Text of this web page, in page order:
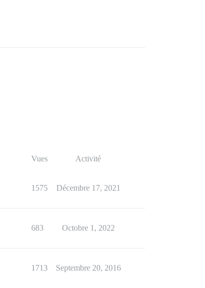
Vues Activité
1575 Décembre 17, 2021
683 Octobre 1, 2022
1713 Septembre 20, 2016